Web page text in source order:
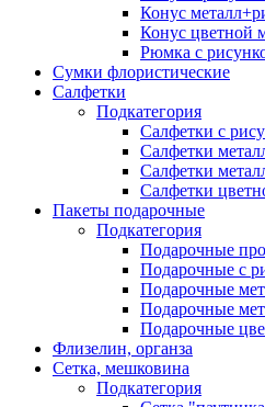
Конус
Конус цветной
Рюмка с
Сумки флористические
Салфетки
Подкатегория
Салфетки с
Салфетки
Салфетки
Салфетки
Пакеты подарочные
Подкатегория
Подарочные
Подарочные с
Подарочные
Подарочные
Подарочные
Флизелин, органза
Сетка, мешковина
Подкатегория